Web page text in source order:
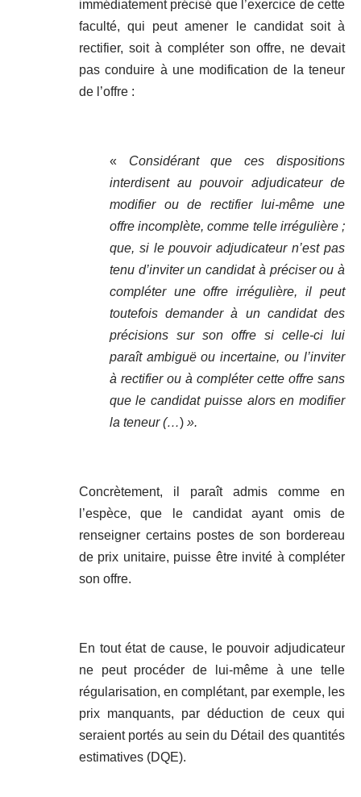
immédiatement précisé que l’exercice de cette
faculté, qui peut amener le candidat soit à
rectifier, soit à compléter son offre, ne devait
pas conduire à une modification de la teneur
de l’offre :
« Considérant que ces dispositions
interdisent au pouvoir adjudicateur de
modifier ou de rectifier lui-même une
offre incomplète, comme telle irrégulière ;
que, si le pouvoir adjudicateur n’est pas
tenu d’inviter un candidat à préciser ou à
compléter une offre irrégulière, il peut
toutefois demander à un candidat des
précisions sur son offre si celle-ci lui
paraît ambiguë ou incertaine, ou l’inviter
à rectifier ou à compléter cette offre sans
que le candidat puisse alors en modifier
la teneur (…)».
Concrètement, il paraît admis comme en
l’espèce, que le candidat ayant omis de
renseigner certains postes de son bordereau
de prix unitaire, puisse être invité à compléter
son offre.
En tout état de cause, le pouvoir adjudicateur
ne peut procéder de lui-même à une telle
régularisation, en complétant, par exemple, les
prix manquants, par déduction de ceux qui
seraient portés au sein du Détail des quantités
estimatives (DQE).